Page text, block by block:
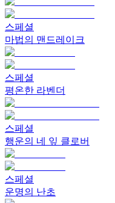
스페셜
마법의 맨드레이크
스페셜
평온한 라벤더
스페셜
행운의 네 잎 클로버
스페셜
운명의 난초